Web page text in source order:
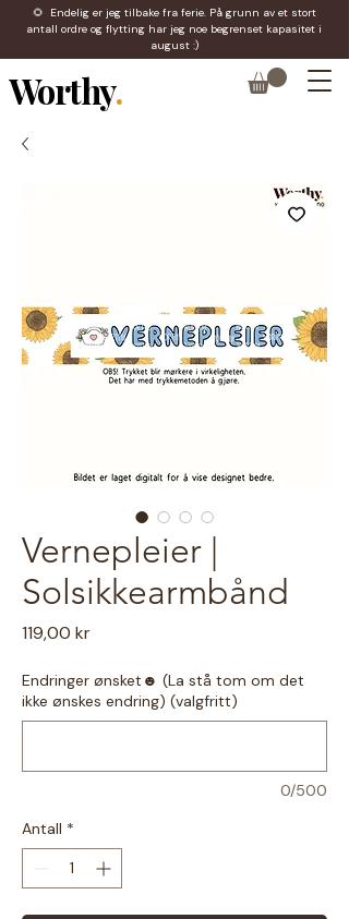
🌻 Endelig er jeg tilbake fra ferie. På grunn av et stort
antall ordre og flytting har jeg noe begrenset kapasitet i
august :)
Worthy.
Vernepleier |
Solsikkearmbånd
119,00 krPris
Endringer ønsket☻ (La stå tom om det
ikke ønskes endring) (valgfritt)
0/500
Antall *